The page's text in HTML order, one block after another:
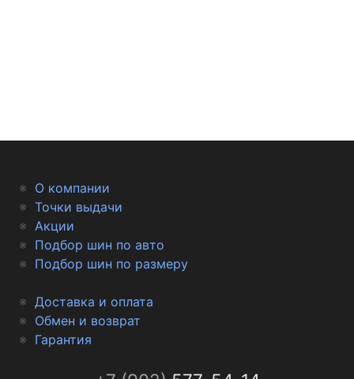
О компании
Точки выдачи
Акции
Подбор шин по авто
Подбор шин по размеру
Доставка и оплата
Обмен и возврат
Гарантия